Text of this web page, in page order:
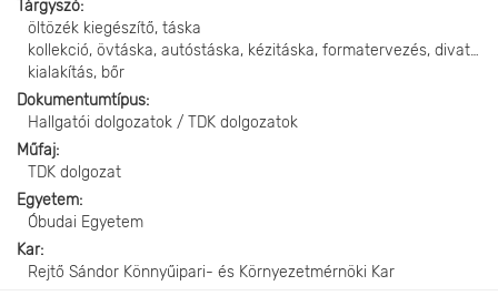
Tárgyszó
öltözék kiegészítő, táska
kollekció, övtáska, autóstáska, kézitáska, formatervezés, divat,
kialakítás, bőr
Dokumentumtípus
Hallgatói dolgozatok / TDK dolgozatok
Műfaj
TDK dolgozat
Egyetem
Óbudai Egyetem
Kar
Rejtő Sándor Könnyűipari- és Környezetmérnöki Kar